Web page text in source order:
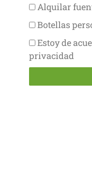
Alquilar
Botellas
Estoy de
privacidad